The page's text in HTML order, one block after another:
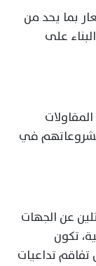
بما يحد من
على
في
عن الجهات
تكون
تفاقم تداعيات